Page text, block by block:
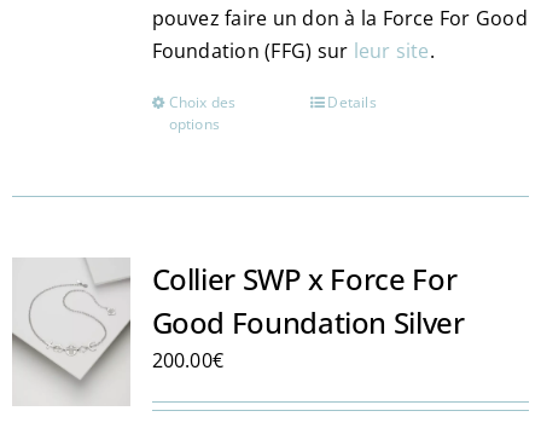
pouvez faire un don à la Force For Good
Foundation (FFG) sur leur site.
Choix des
options
Ce
plusieurs
Les
peuvent
choisies
Details
Collier SWP x Force For
Good Foundation Silver
200.00€